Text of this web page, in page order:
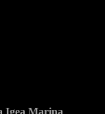
Igea Marina